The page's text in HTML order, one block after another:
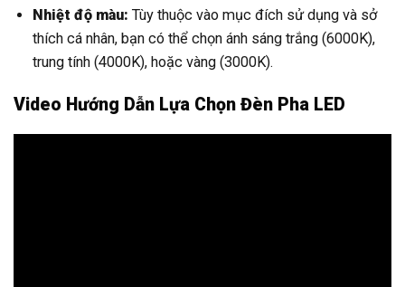
Nhiệt độ màu: Tùy thuộc vào mục đích sử dụng và sở
thích cá nhân, bạn có thể chọn ánh sáng trắng (6000K),
trung tính (4000K), hoặc vàng (3000K).
Video Hướng Dẫn Lựa Chọn Đèn Pha LED